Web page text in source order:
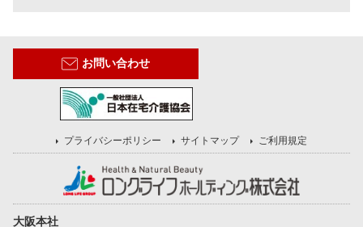
お問い合わせ
プライバシーポリシー サイトマップ ご利用規定
大阪本社